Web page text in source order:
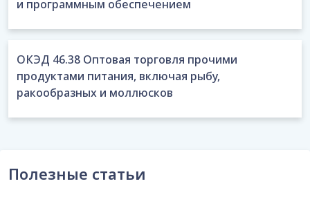
и программным обеспечением
ОКЭД 46.38 Оптовая торговля прочими
продуктами питания, включая рыбу,
ракообразных и моллюсков
Полезные статьи